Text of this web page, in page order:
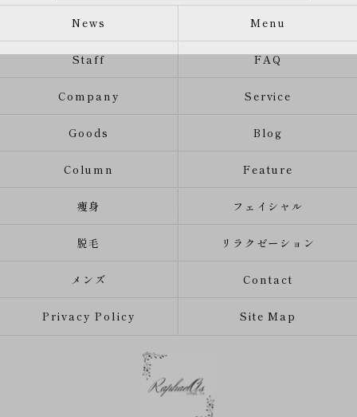
News Menu
Staff FAQ
Company Service
Goods Blog
Column Feature
痩身 フェイシャル
脱毛 リラクゼーション
メンズ Contact
Privacy Policy Site Map